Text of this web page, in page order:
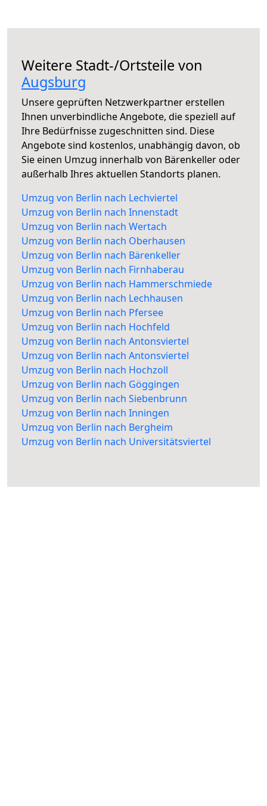
Weitere Stadt-/Ortsteile von
Augsburg
Unsere geprüften Netzwerkpartner erstellen
Ihnen unverbindliche Angebote, die speziell auf
Ihre Bedürfnisse zugeschnitten sind. Diese
Angebote sind kostenlos, unabhängig davon, ob
Sie einen Umzug innerhalb von Bärenkeller oder
außerhalb Ihres aktuellen Standorts planen.
Umzug von Berlin nach Lechviertel
Umzug von Berlin nach Innenstadt
Umzug von Berlin nach Wertach
Umzug von Berlin nach Oberhausen
Umzug von Berlin nach Bärenkeller
Umzug von Berlin nach Firnhaberau
Umzug von Berlin nach Hammerschmiede
Umzug von Berlin nach Lechhausen
Umzug von Berlin nach Pfersee
Umzug von Berlin nach Hochfeld
Umzug von Berlin nach Antonsviertel
Umzug von Berlin nach Antonsviertel
Umzug von Berlin nach Hochzoll
Umzug von Berlin nach Göggingen
Umzug von Berlin nach Siebenbrunn
Umzug von Berlin nach Inningen
Umzug von Berlin nach Bergheim
Umzug von Berlin nach Universitätsviertel